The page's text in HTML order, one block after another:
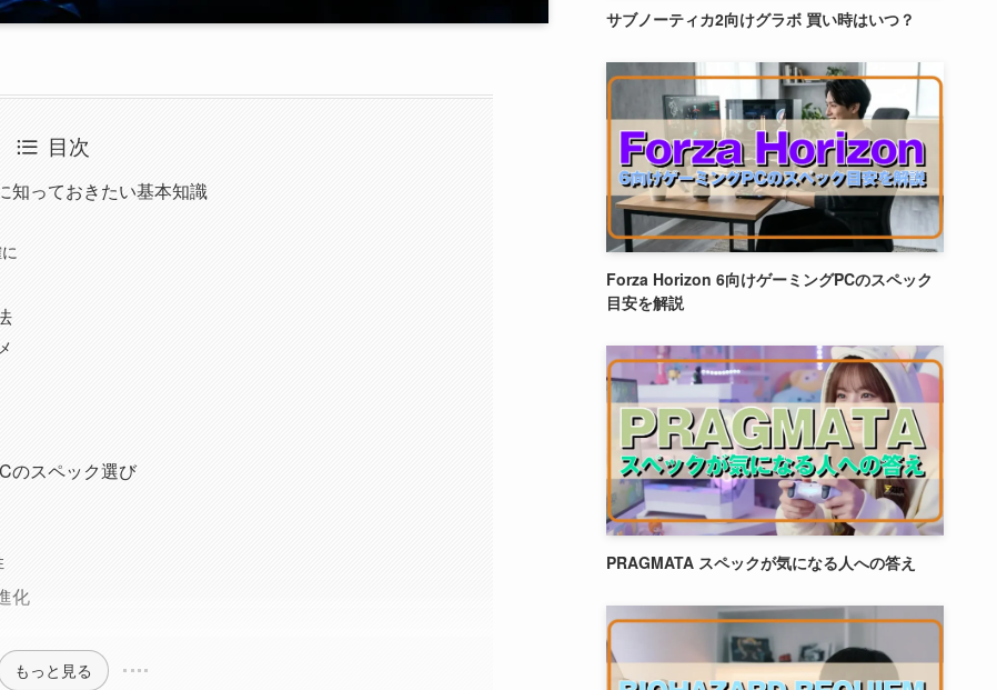
目次
知っておきたい基本知識
のスペック選び
化
もっと見る
サブノーティカ2向けグラボ 買い時はいつ？
Forza Horizon 6向けゲーミングPCのスペック
目安を解説
PRAGMATA スペックが気になる人への答え